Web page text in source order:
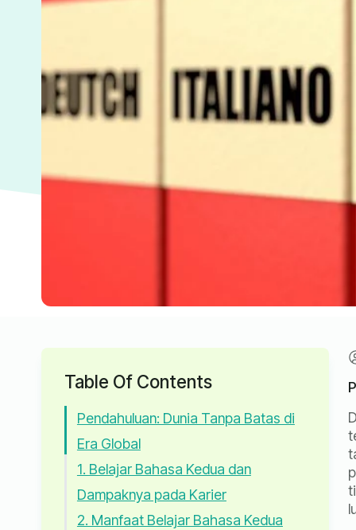
Table Of Contents
Pendahuluan: Dunia Tanpa Batas di
Era Global
1. Belajar Bahasa Kedua dan
Dampaknya pada Karier
2. Manfaat Belajar Bahasa Kedua